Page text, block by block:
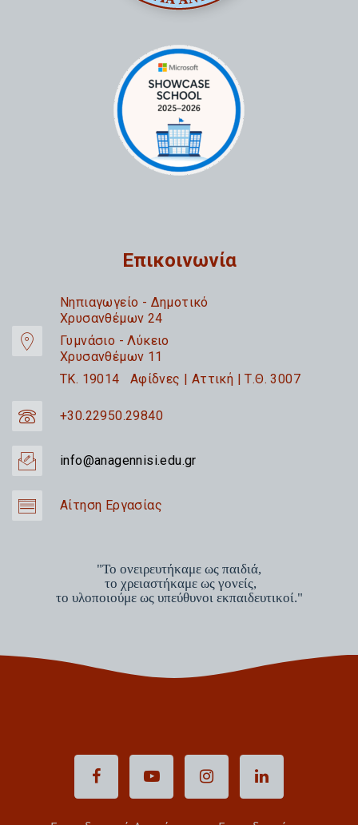
Επικοινωνία
Nηπιαγωγείο - Δημοτικό
Χρυσανθέμων 24
Γυμνάσιο - Λύκειο
Χρυσανθέμων 11
TK. 19014 Αφίδνες | Αττική | Τ.Θ. 3007
+30.22950.29840
info@anagennisi.edu.gr
Αίτηση Εργασίας
"Το ονειρευτήκαμε ως παιδιά,
το χρειαστήκαμε ως γονείς,
το υλοποιούμε ως υπεύθυνοι εκπαιδευτικοί."